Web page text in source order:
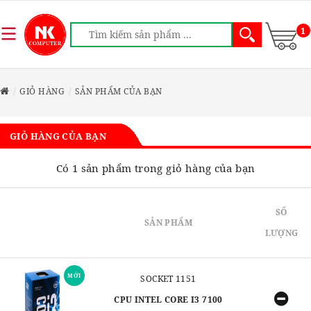
1
GIỎ HÀNG SẢN PHẨM CỦA BẠN
GIỎ HÀNG CỦA BẠN
Có 1 sản phẩm trong giỏ hàng của bạn
SẢN PHẨM
SỐ
LƯỢNG
MỚI
SOCKET 1151
CPU INTEL CORE I3 7100